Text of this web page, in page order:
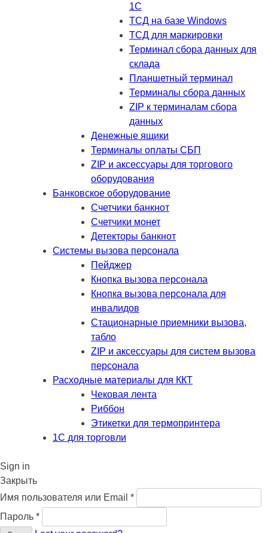
1C
ТСД на базе Windows
ТСД для маркировки
Терминал сбора данных для
склада
Планшетный терминал
Терминалы сбора данных
ZIP к терминалам сбора
данных
Денежные ящики
Терминалы оплаты СБП
ZIP и аксессуары для торгового
оборудования
Банковское оборудование
Счетчики банкнот
Счетчики монет
Детекторы банкнот
Системы вызова персонала
Пейджер
Кнопка вызова персонала
Кнопка вызова персонала для
инвалидов
Стационарные приемники вызова,
табло
ZIP и аксессуары для систем вызова
персонала
Расходные материалы для ККТ
Чековая лента
Риббон
Этикетки для термопринтера
1С для торговли
Sign in
Закрыть
Имя пользователя или Email *Обязательно
Пароль *Обязательно